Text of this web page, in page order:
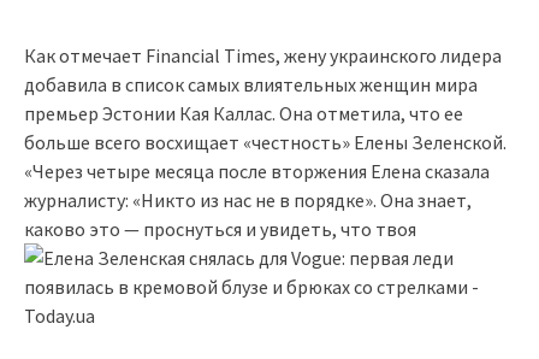
Как отмечает Financial Times, жену украинского лидера
добавила в список самых влиятельных женщин мира
премьер Эстонии Кая Каллас. Она отметила, что ее
больше всего восхищает «честность» Елены Зеленской.
«Через четыре месяца после вторжения Елена сказала
журналисту: «Никто из нас не в порядке». Она знает,
каково это — проснуться и увидеть, что твоя